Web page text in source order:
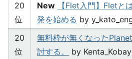
20
位
New
【Flet入門】Fletと
発を始める by
20
位
無料枠が無くなった
討する。
by